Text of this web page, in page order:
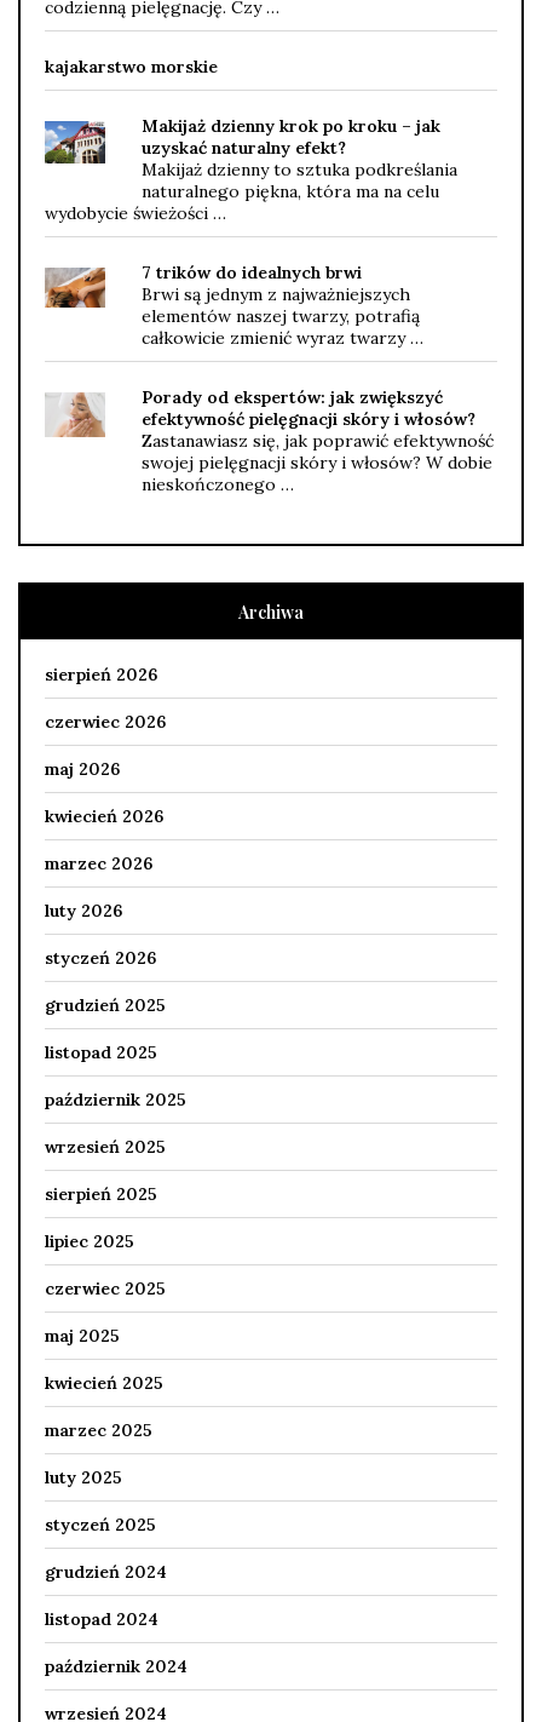
codzienną pielęgnację. Czy …
kajakarstwo morskie
Makijaż dzienny krok po kroku – jak
uzyskać naturalny efekt?
Makijaż dzienny to sztuka podkreślania
naturalnego piękna, która ma na celu
wydobycie świeżości …
7 trików do idealnych brwi
Brwi są jednym z najważniejszych
elementów naszej twarzy, potrafią
całkowicie zmienić wyraz twarzy …
Porady od ekspertów: jak zwiększyć
efektywność pielęgnacji skóry i włosów?
Zastanawiasz się, jak poprawić efektywność
swojej pielęgnacji skóry i włosów? W dobie
nieskończonego …
Archiwa
sierpień 2026
czerwiec 2026
maj 2026
kwiecień 2026
marzec 2026
luty 2026
styczeń 2026
grudzień 2025
listopad 2025
październik 2025
wrzesień 2025
sierpień 2025
lipiec 2025
czerwiec 2025
maj 2025
kwiecień 2025
marzec 2025
luty 2025
styczeń 2025
grudzień 2024
listopad 2024
październik 2024
wrzesień 2024